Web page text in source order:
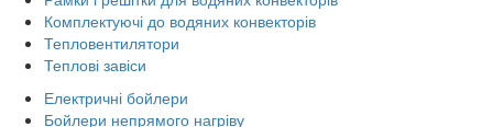
Комплектуючі до водяних конвекторів
Тепловентилятори
Теплові завіси
Електричні бойлери
Бойлери непрямого нагріву